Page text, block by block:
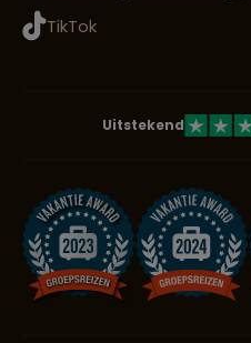
TikTok
Uitstekend